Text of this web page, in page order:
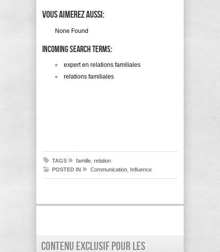
Vous aimerez aussi:
None Found
Incoming search terms:
expert en relations familiales
relations familiales
TAGS » famille relation
POSTED IN » Communication Influence
Contenu exclusif pour les